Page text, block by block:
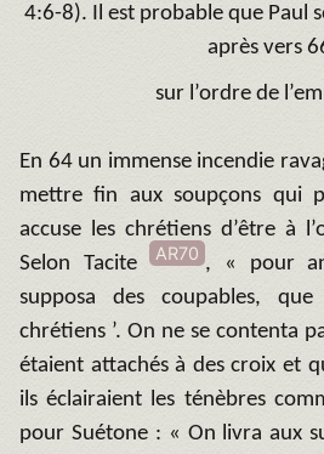
4:6-8). Il est probable que Paul
après vers
sur l’ordre de
En 64 un immense incendie
mettre fin aux soupçons qui
accuse les chrétiens d’être à
Selon Tacite AR70 , « pour
supposa des coupables,
chrétiens ’. On ne se contenta
étaient attachés à des croix et
ils éclairaient les ténèbres
pour Suétone : « On livra aux